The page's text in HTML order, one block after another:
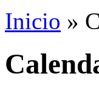
Inicio »